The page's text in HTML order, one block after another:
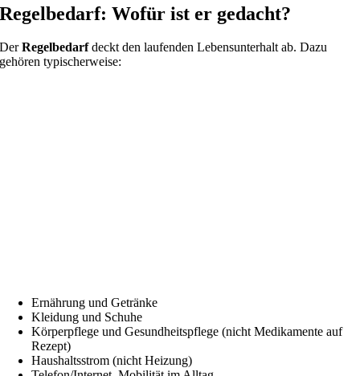
Regelbedarf: Wofür ist er gedacht?
DerRegelbedarfdeckt den laufenden Lebensunterhalt ab. Dazu
gehören typischerweise:
Ernährung und Getränke
Kleidung und Schuhe
Körperpflege und Gesundheitspflege (nicht Medikamente auf
Rezept)
Haushaltsstrom (nicht Heizung)